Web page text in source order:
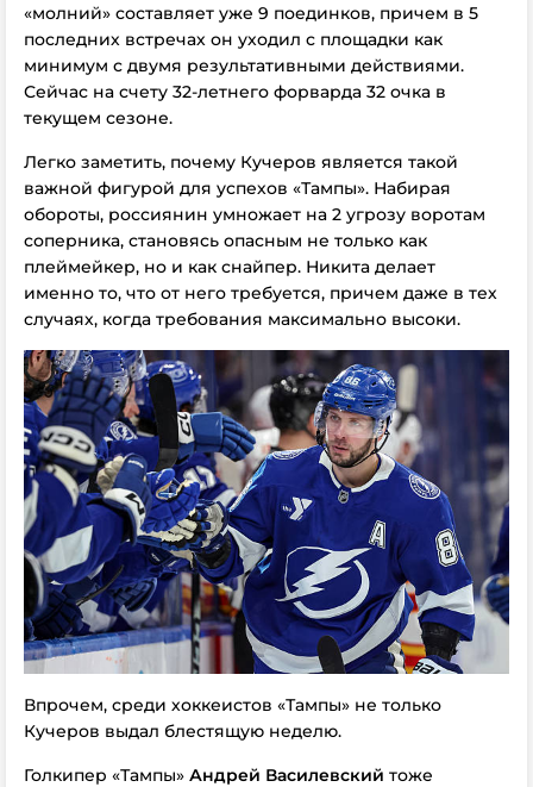
«молний» составляет уже 9 поединков, причем в 5
последних встречах он уходил с площадки как
минимум с двумя результативными действиями.
Сейчас на счету 32-летнего форварда 32 очка в
текущем сезоне.
Легко заметить, почему Кучеров является такой
важной фигурой для успехов «Тампы». Набирая
обороты, россиянин умножает на 2 угрозу воротам
соперника, становясь опасным не только как
плеймейкер, но и как снайпер. Никита делает
именно то, что от него требуется, причем даже в тех
случаях, когда требования максимально высоки.
Впрочем, среди хоккеистов «Тампы» не только
Кучеров выдал блестящую неделю.
Голкипер «Тампы» Андрей Василевский тоже